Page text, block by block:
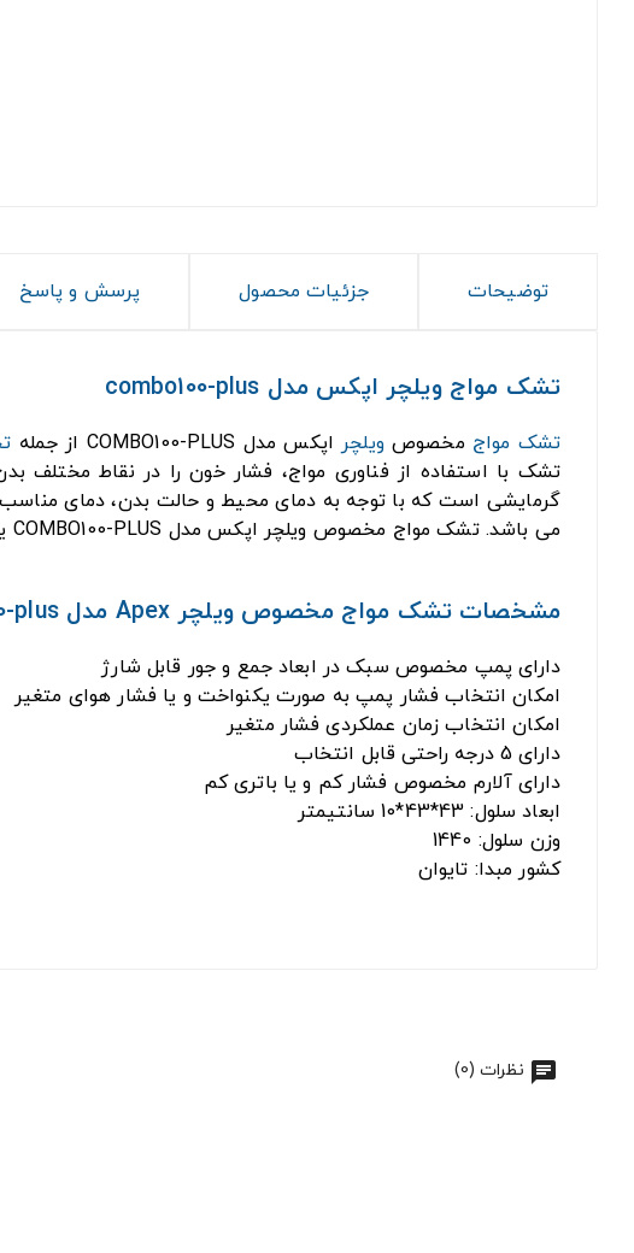
توضیحات جزئیات محصول پرسش و پاسخ
تشک مواج ویلچر اپکس مدل combo100-plus
تشک مواج مخصوص ویلچر اپکس مدل COMBO100-PLUS از جمله
تشک با استفاده از فناوری مواج، فشار خون را در نقاط
گرمایشی است که با توجه به دمای محیط و حالت بدن، دمای مناسب
می باشد. تشک مواج مخصوص ویلچر اپکس مدل COMBO100-PLUS یک انتخاب مناسب برای بهبود کیفیت زندگی افراد ناتوان است.
مشخصات تشک مواج مخصوص ویلچر Apex مدل combo100-plus:
دارای پمپ مخصوص سبک در ابعاد جمع و جور قابل شارژ
امکان انتخاب فشار پمپ به صورت یکنواخت و یا فشار هوای متغیر
امکان انتخاب زمان عملکردی فشار متغیر
دارای 5 درجه راحتی قابل انتخاب
دارای آلارم مخصوص فشار کم و یا باتری کم
ابعاد سلول: 43*43*10 سانتیمتر
وزن سلول: 1440
کشور مبدا: تایوان
نظرات (0)